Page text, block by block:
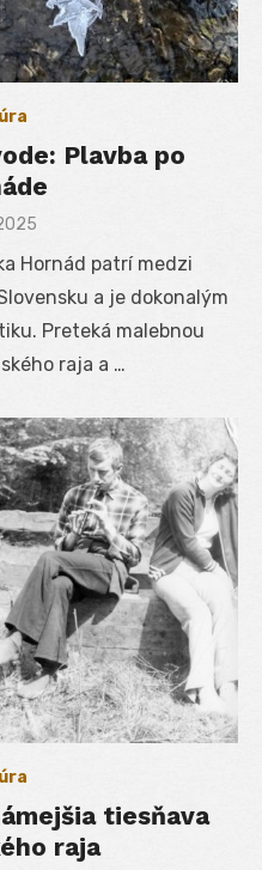
Plavba po
Hornád patrí medzi
a je dokonalým
Preteká malebnou
raja a …
tiesňava
raja